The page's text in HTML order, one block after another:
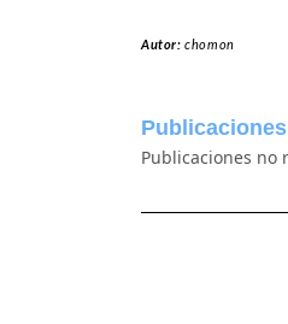
Autor:chomon
Publicaciones no